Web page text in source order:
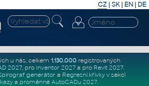
CZ | SK| EN | DE
u nás, celkem 1.130.000registrovaných
2027, pro Inventor 2027a pro Revit 2027.
generátor a Regresní křivkyv sekci
a proměnné AutoCADu 2027.